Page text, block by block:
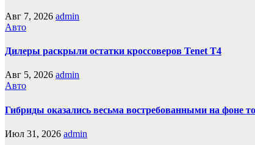
Авг 7, 2026 admin
Авто
Дилеры раскрыли остатки кроссоверов Tenet T4
Авг 5, 2026 admin
Авто
Гибриды оказались весьма востребованными на фоне
Июл 31, 2026 admin